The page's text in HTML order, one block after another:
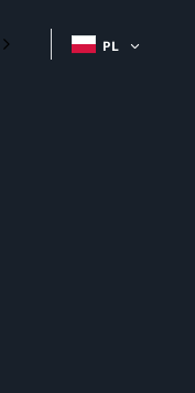
PL